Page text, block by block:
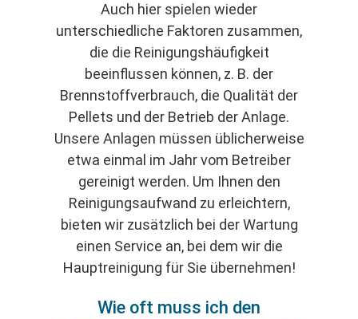
Auch hier spielen wieder
unterschiedliche Faktoren zusammen,
die die Reinigungshäufigkeit
beeinflussen können, z. B. der
Brennstoffverbrauch, die Qualität der
Pellets und der Betrieb der Anlage.
Unsere Anlagen müssen üblicherweise
etwa einmal im Jahr vom Betreiber
gereinigt werden. Um Ihnen den
Reinigungsaufwand zu erleichtern,
bieten wir zusätzlich bei der Wartung
einen Service an, bei dem wir die
Hauptreinigung für Sie übernehmen!
Wie oft muss ich den